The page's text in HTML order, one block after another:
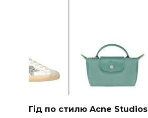
Гід по стилю Acne Studios